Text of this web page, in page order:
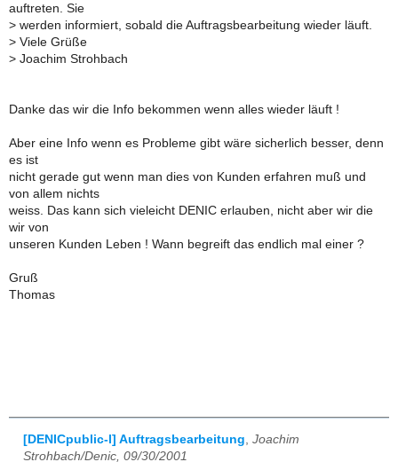
auftreten. Sie
> werden informiert, sobald die Auftragsbearbeitung wieder läuft.
> Viele Grüße
> Joachim Strohbach
Danke das wir die Info bekommen wenn alles wieder läuft !
Aber eine Info wenn es Probleme gibt wäre sicherlich besser, denn
es ist
nicht gerade gut wenn man dies von Kunden erfahren muß und
von allem nichts
weiss. Das kann sich vieleicht DENIC erlauben, nicht aber wir die
wir von
unseren Kunden Leben ! Wann begreift das endlich mal einer ?
Gruß
Thomas
[DENICpublic-l] Auftragsbearbeitung Joachim
Strohbach/Denic, 09/30/2001